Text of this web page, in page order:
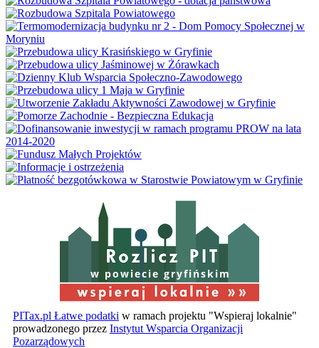
w powiecie gryfińskim
PITax.pl Łatwe podatki w ramach projektu "Wspieraj lokalnie"
prowadzonego przez Instytut Wsparcia Organizacji
Pozarządowych